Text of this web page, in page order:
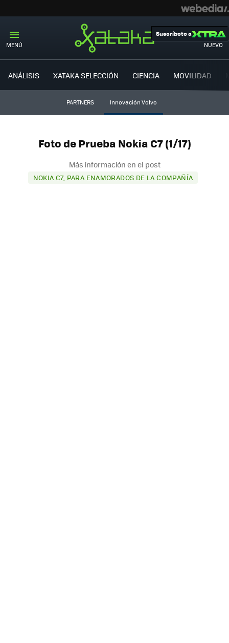
MENÚ NUEVO
Suscríbete a
ANÁLISIS XATAKA SELECCIÓN CIENCIA MOVILIDAD
PARTNERS Innovación Volvo
Foto de Prueba Nokia C7 (1/17)
Más información en el post
NOKIA C7, PARA ENAMORADOS DE LA COMPAÑÍA